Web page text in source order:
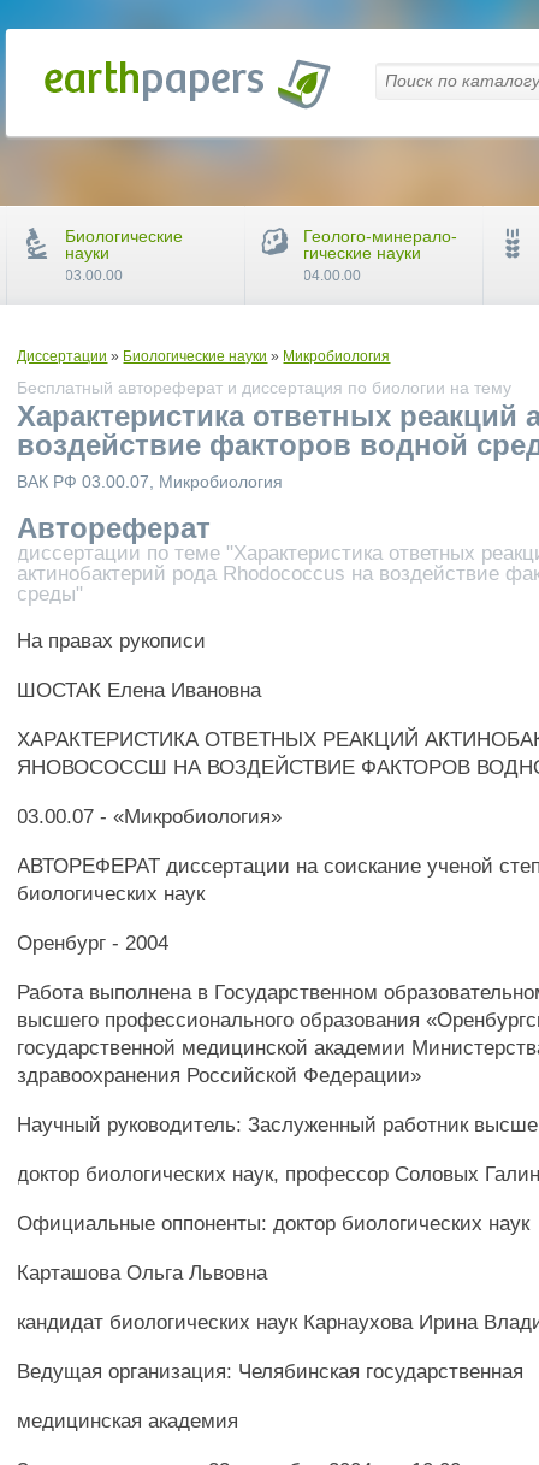
Диссертации » Биологические науки » Микробиология
Бесплатный автореферат и диссертация по биологии на тему
Характеристика ответных
воздействие факторов водной
ВАК РФ 03.00.07, Микробиология
Автореферат
диссертации по теме "Характеристика ответных
актинобактерий рода Rhodococcus на воздействие
среды"
На правах рукописи
ШОСТАК Елена Ивановна
ХАРАКТЕРИСТИКА ОТВЕТНЫХ РЕАКЦИЙ
ЯНОВОСОССШ НА ВОЗДЕЙСТВИЕ ФАКТОРОВ
03.00.07 - «Микробиология»
АВТОРЕФЕРАТ диссертации на соискание ученой
биологических наук
Оренбург - 2004
Работа выполнена в Государственном
высшего профессионального образования
государственной медицинской академии
здравоохранения Российской Федерации»
Научный руководитель: Заслуженный работник
доктор биологических наук, профессор Соловых
Официальные оппоненты: доктор биологических наук
Карташова Ольга Львовна
кандидат биологических наук Карнаухова Ирина
Ведущая организация: Челябинская государственная
медицинская академия
Биологические
науки
03.00.00
Геолого-минерало-
гические науки
04.00.00